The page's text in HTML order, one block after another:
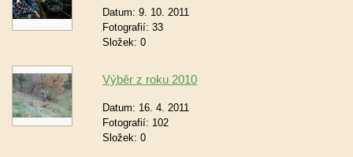
Datum: 9. 10. 2011
Fotografií: 33
Složek: 0
Výběr z roku 2010
Datum: 16. 4. 2011
Fotografií: 102
Složek: 0